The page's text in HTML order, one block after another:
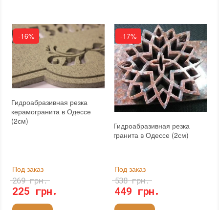
-16%
Гидроабразивная резка
керамогранита в Одессе
(2см)
Под заказ
225 грн.
269 грн.
-17%
Гидроабразивная резка
гранита в Одессе (2см)
Под заказ
449 грн.
538 грн.